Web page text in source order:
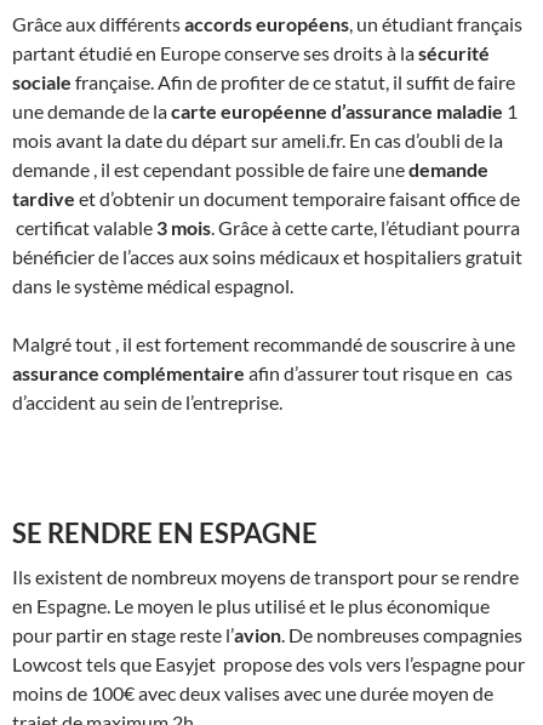
Grâce aux différentsaccords européens, un étudiant français
partant étudié en Europe conserve ses droits à lasécurité
sociale française. Afin de profiter de ce statut, il suffit de faire
une demande de lacarte européenne d’assurance maladie 1
mois avant la date du départ sur ameli.fr. En cas d’oubli de la
demande , il est cependant possible de faire unedemande
tardive et d’obtenir un document temporaire faisant office de
certificat valable 3 mois. Grâce à cette carte, l’étudiant pourra
bénéficier de l’acces aux soins médicaux et hospitaliers gratuit
dans le système médical espagnol.
Malgré tout , il est fortement recommandé de souscrire à une
assurance complémentaire afin d’assurer tout risque en cas
d’accident au sein de l’entreprise.
SE RENDRE EN ESPAGNE
Ils existent de nombreux moyens de transport pour se rendre
en Espagne. Le moyen le plus utilisé et le plus économique
pour partir en stage reste l’avion. De nombreuses compagnies
Lowcost tels que Easyjet propose des vols vers l’espagne pour
moins de 100€ avec deux valises avec une durée moyen de